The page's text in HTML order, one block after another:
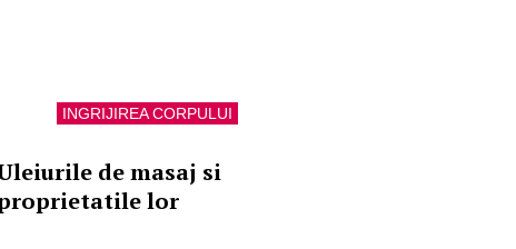
INGRIJIREA CORPULUI
de masaj si
lor